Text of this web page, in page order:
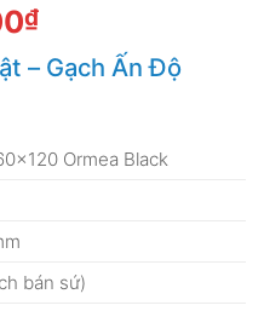
₫Giá
hiện
tại
– Gạch Ấn Độ
Ormea Black
bán sứ)